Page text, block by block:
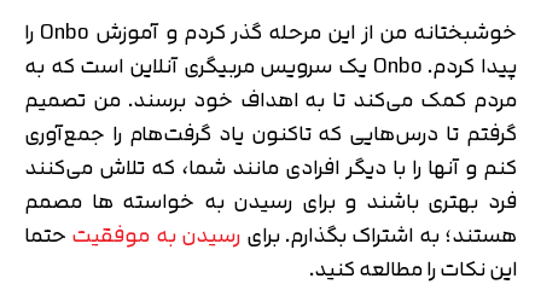
خوشبختانه من از این مرحله گذر کردم و آموزش Onbo را
پیدا کردم. Onbo یک سرویس مربیگری آنلاین است که به
مردم کمک می‌­کند تا به اهداف خود برسند. من تصمیم
گرفتم تا درس­‌هایی که تاکنون یاد گرفت‌ه­ام را جمع­‌آوری
کنم و آنها را با دیگر افرادی مانند شما، که تلاش می­‌کنند
فرد بهتری باشند و برای رسیدن به خواسته ها مصمم
هستند؛ به اشتراک بگذارم. برایرسیدن به موفقیتحتما
این نکات را مطالعه کنید.